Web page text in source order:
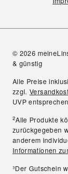
© 2026
& günstig
Alle Preise
zzgl.
UVP
2Alle Produkte
zurückgegeben
anderem
Informationen
³Der Gutschein